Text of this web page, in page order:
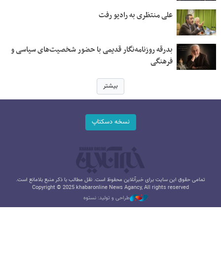
علی منتظری به رادیو رفت
بدرقه روزنامه‌نگار قدیمی با حضور شخصیت‌های سیاسی و
فرهنگی
بیشتر
نسخه دسکتاپ
تمامی حقوق این سایت برای خبرآنلاین محفوظ است. نقل مطالب با ذکر منبع بلامانع است.
Copyright © 2025 khabaronline News Agancy, All rights reserved
طراحی و تولید: نستوه